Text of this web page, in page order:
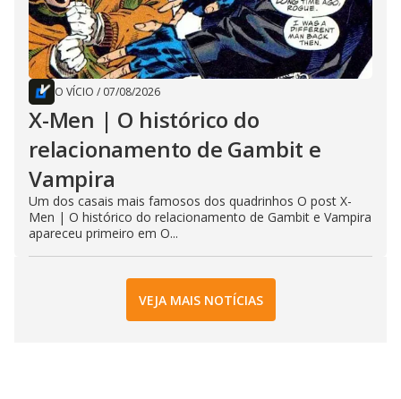
O VÍCIO / 07/08/2026
X-Men | O histórico do
relacionamento de Gambit e
Vampira
Um dos casais mais famosos dos quadrinhos O post X-
Men | O histórico do relacionamento de Gambit e Vampira
apareceu primeiro em O...
VEJA MAIS NOTÍCIAS